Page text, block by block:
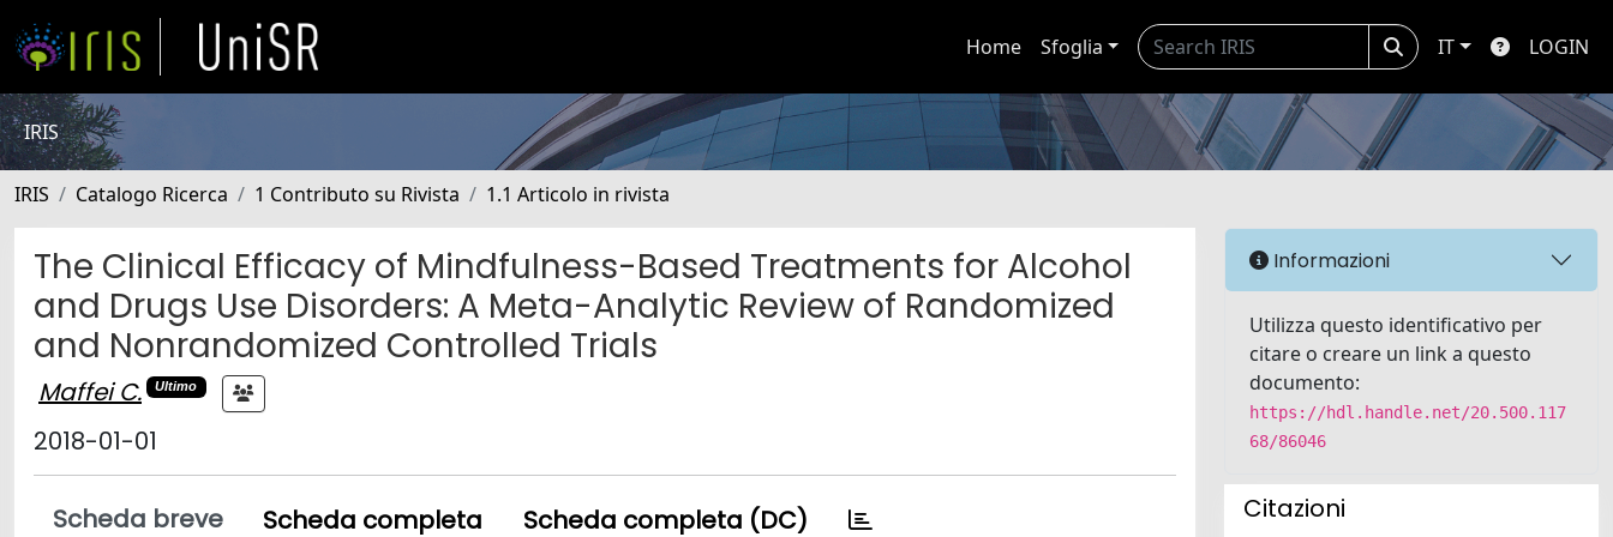
Home Sfoglia IT LOGIN
IRIS
IRIS Catalogo Ricerca 1 Contributo su Rivista 1.1 Articolo in rivista
The Clinical Efficacy of Mindfulness-Based Treatments for Alcohol
and Drugs Use Disorders: A Meta-Analytic Review of Randomized
and Nonrandomized Controlled Trials
Maffei C. Ultimo
2018-01-01
Scheda breve Scheda completa Scheda completa (DC)
Informazioni
Utilizza questo identificativo per
citare o creare un link a questo
documento:
https://hdl.handle.net/20.500.117
68/86046
Citazioni